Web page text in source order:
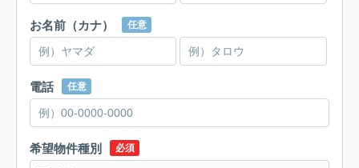
お名前（カナ） 任意
電話 任意
希望物件種別 必須